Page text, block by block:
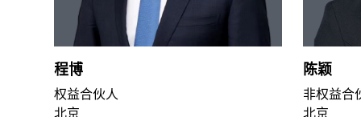
程博
权益合伙人
北京
陈颖
非权益合
北京